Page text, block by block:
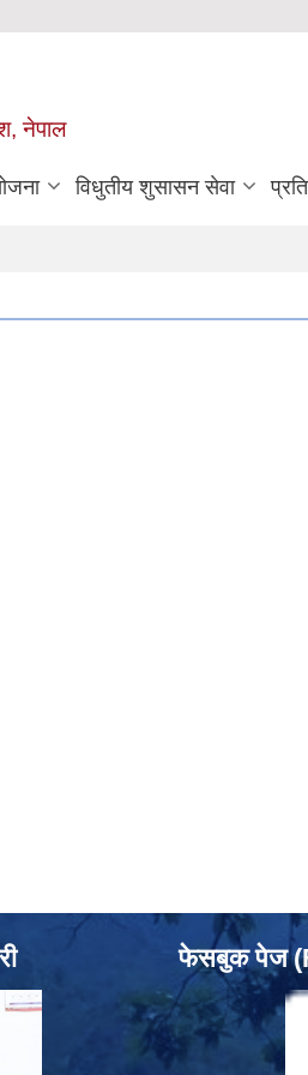
नेपाल
विधुतीय शुसासन सेवा
फेसबुक पेज